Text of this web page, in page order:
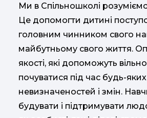
Ми в Спільношколі
Це допомогти дитині
головним чинником свого
майбутньому свого життя.
якості, які допоможуть
почуватися під час будь-яких
невизначеностей і змін.
будувати і підтримувати